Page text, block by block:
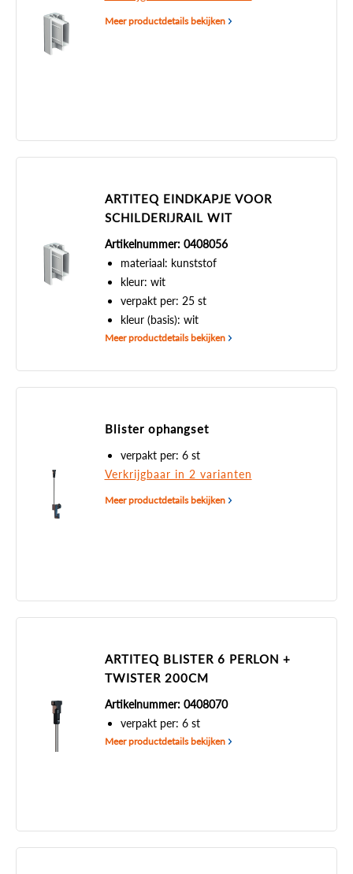
Meer productdetails bekijken
ARTITEQ EINDKAPJE VOOR
SCHILDERIJRAIL WIT
Artikelnummer: 0408056
materiaal: kunststof
kleur: wit
verpakt per: 25 st
kleur (basis): wit
Meer productdetails bekijken
Blister ophangset
verpakt per: 6 st
Verkrijgbaar in 2 varianten
Meer productdetails bekijken
ARTITEQ BLISTER 6 PERLON +
TWISTER 200CM
Artikelnummer: 0408070
verpakt per: 6 st
Meer productdetails bekijken